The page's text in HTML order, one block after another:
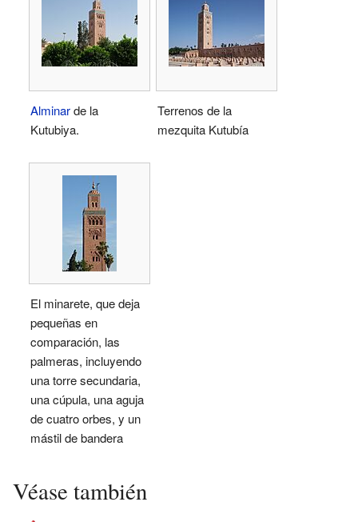
Alminarde la
Kutubiya.
Terrenos de la
mezquita Kutubía
El minarete, que deja
pequeñas en
comparación, las
palmeras, incluyendo
una torre secundaria,
una cúpula, una aguja
de cuatro orbes, y un
mástil de bandera
Véase también